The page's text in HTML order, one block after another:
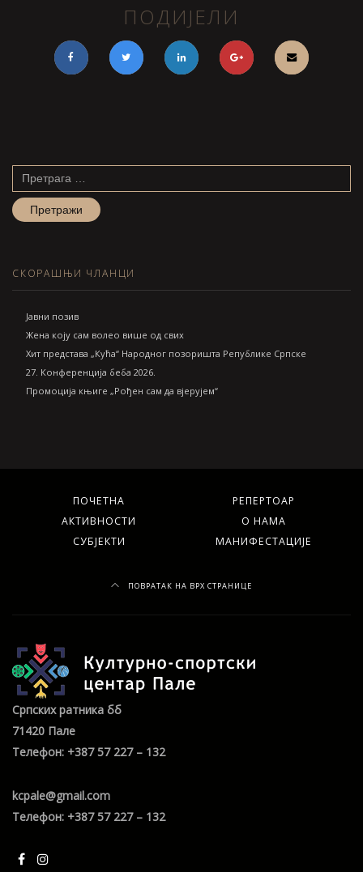
ПОДИЈЕЛИ
Претрага
СКОРАШЊИ ЧЛАНЦИ
Jавни позив
Жена коју сам волео више од свих
Хит представа „Кућа“ Народног позоришта Републике Српске
27. Конференција беба 2026.
Промоција књиге „Рођен сам да вјерујем“
ПОЧЕТНА
РЕПЕРТОАР
АКТИВНОСТИ
О НАМА
СУБЈЕКТИ
МАНИФЕСТАЦИЈЕ
ПОВРАТАК НА ВРХ СТРАНИЦЕ
Српских ратника бб
71420 Пале
Телефон: +387 57 227 – 132
kcpale@gmail.com
Телефон: +387 57 227 – 132